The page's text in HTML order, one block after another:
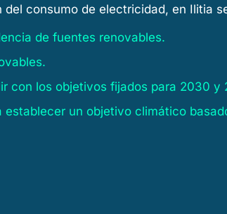
consumo de electricidad, en Ilitia
de fuentes renovables.
con los objetivos fijados para 2030 y
un objetivo climático